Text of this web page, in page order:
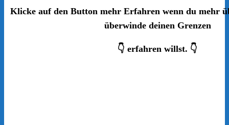
Klicke auf den Button mehr Erfahren wenn du mehr
überwinde deinen Grenzen
👇 erfahren willst. 👇